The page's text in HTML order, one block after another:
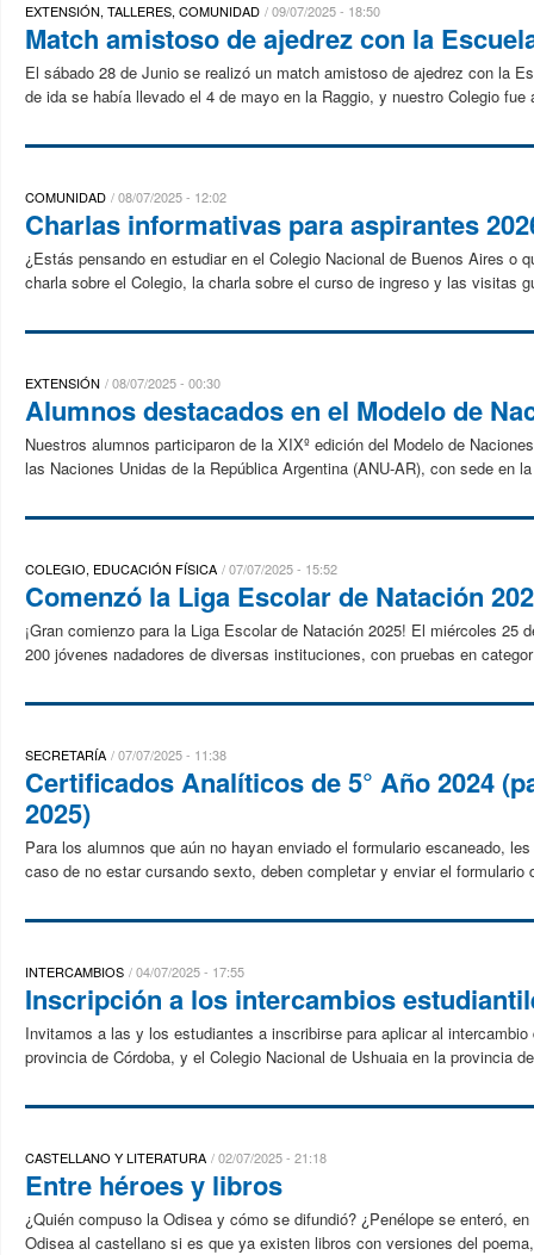
EXTENSIÓN, TALLERES, COMUNIDAD 09/07/2025 - 18:50
Match amistoso de ajedrez con la
El sábado 28 de Junio se realizó un match amistoso de ajedrez con la
de ida se había llevado el 4 de mayo en la Raggio, y nuestro Colegio fue
COMUNIDAD 08/07/2025 - 12:02
Charlas informativas para aspirantes
¿Estás pensando en estudiar en el Colegio Nacional de Buenos Aires o
charla sobre el Colegio, la charla sobre el curso de ingreso y las visitas
EXTENSIÓN 08/07/2025 - 00:30
Alumnos destacados en el Modelo de
Nuestros alumnos participaron de la XIXº edición del Modelo de
las Naciones Unidas de la República Argentina (ANU-AR), con sede en
COLEGIO, EDUCACIÓN FÍSICA 07/07/2025 - 15:52
Comenzó la Liga Escolar de Natación
¡Gran comienzo para la Liga Escolar de Natación 2025! El miércoles
200 jóvenes nadadores de diversas instituciones, con pruebas en
SECRETARÍA 07/07/2025 - 11:38
Certificados Analíticos de 5° Año 2024
2025)
Para los alumnos que aún no hayan enviado el formulario escaneado,
caso de no estar cursando sexto, deben completar y enviar el formulario
INTERCAMBIOS 04/07/2025 - 17:55
Inscripción a los intercambios
Invitamos a las y los estudiantes a inscribirse para aplicar al
provincia de Córdoba, y el Colegio Nacional de Ushuaia en la provincia
CASTELLANO Y LITERATURA 02/07/2025 - 21:18
Entre héroes y libros
¿Quién compuso la Odisea y cómo se difundió? ¿Penélope se enteró,
Odisea al castellano si es que ya existen libros con versiones del